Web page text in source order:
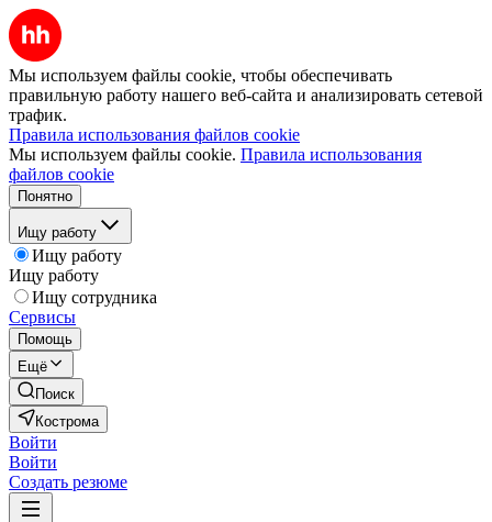
Мы используем файлы cookie, чтобы обеспечивать
правильную работу нашего веб-сайта и анализировать сетевой
трафик.
Правила использования файлов cookie
Мы используем файлы cookie. Правила использования
файлов cookie
Понятно
Ищу работу
Ищу работу
Ищу работу
Ищу сотрудника
Сервисы
Помощь
Ещё
Поиск
Кострома
Войти
Войти
Создать резюме